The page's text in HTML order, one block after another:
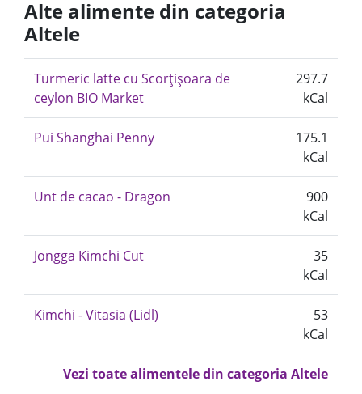
Alte alimente din categoria
Altele
Turmeric latte cu Scorțișoara de
ceylon BIO Market
297.7
kCal
Pui Shanghai Penny
175.1
kCal
Unt de cacao - Dragon
900
kCal
Jongga Kimchi Cut
35
kCal
Kimchi - Vitasia (Lidl)
53
kCal
Vezi toate alimentele din categoria Altele